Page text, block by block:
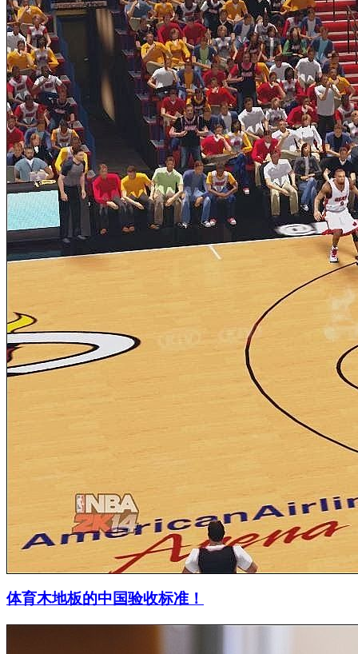
体育木地板的中国验收标准！